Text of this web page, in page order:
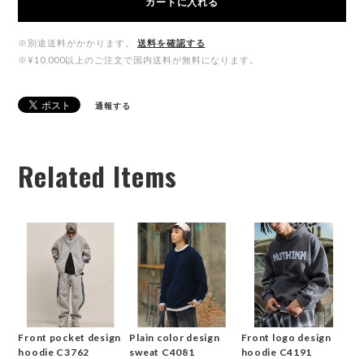
カートに入れる
※別途送料がかかります。
送料を確認する
※¥10,000以上のご注文で国内送料が無料になります。
通報する
Related Items
Front pocket design
hoodie C3762
Plain color design
sweat C4081
Front logo design
hoodie C4191